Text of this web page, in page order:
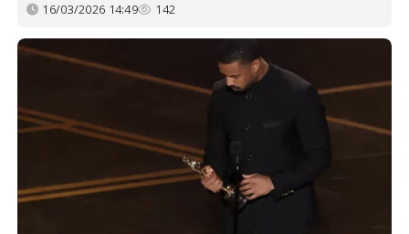
16/03/2026 14:49 142